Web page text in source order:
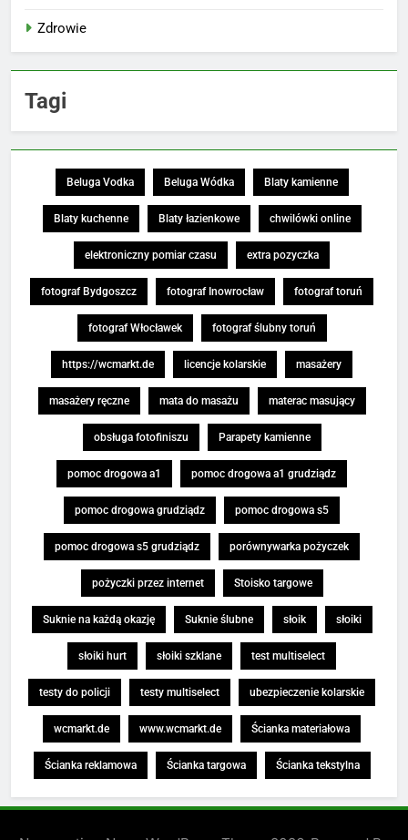
Zdrowie
Tagi
Beluga Vodka Beluga Wódka Blaty kamienne
Blaty kuchenne Blaty łazienkowe chwilówki online
elektroniczny pomiar czasu extra pozyczka
fotograf Bydgoszcz fotograf Inowrocław fotograf toruń
fotograf Włocławek fotograf ślubny toruń
https://wcmarkt.de licencje kolarskie masażery
masażery ręczne mata do masażu materac masujący
obsługa fotofiniszu Parapety kamienne
pomoc drogowa a1 pomoc drogowa a1 grudziądz
pomoc drogowa grudziądz pomoc drogowa s5
pomoc drogowa s5 grudziądz porównywarka pożyczek
pożyczki przez internet Stoisko targowe
Suknie na każdą okazję Suknie ślubne słoik słoiki
słoiki hurt słoiki szklane test multiselect
testy do policji testy multiselect ubezpieczenie kolarskie
wcmarkt.de www.wcmarkt.de Ścianka materiałowa
Ścianka reklamowa Ścianka targowa Ścianka tekstylna